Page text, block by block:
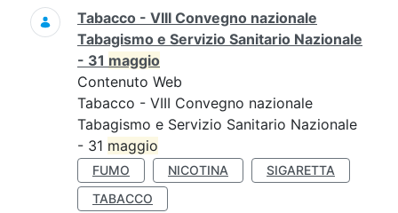
Tabacco - VIII Convegno nazionale
Tabagismo e Servizio Sanitario Nazionale
- 31 maggio
Contenuto Web
Tabacco - VIII Convegno nazionale
Tabagismo e Servizio Sanitario Nazionale
- 31 maggio
FUMO NICOTINA
SIGARETTA
TABACCO